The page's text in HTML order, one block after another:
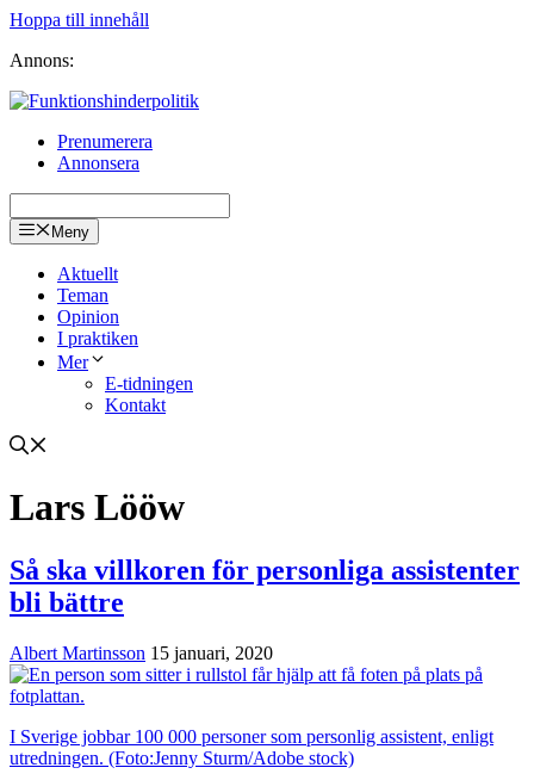
Hoppa till innehåll
Annons:
Prenumerera
Annonsera
Meny
Aktuellt
Teman
Opinion
I praktiken
Mer
E-tidningen
Kontakt
Lars Lööw
Så ska villkoren för personliga assistenter
bli bättre
Albert Martinsson 15 januari, 2020
I Sverige jobbar 100 000 personer som personlig assistent, enligt
utredningen. (Foto:Jenny Sturm/Adobe stock)